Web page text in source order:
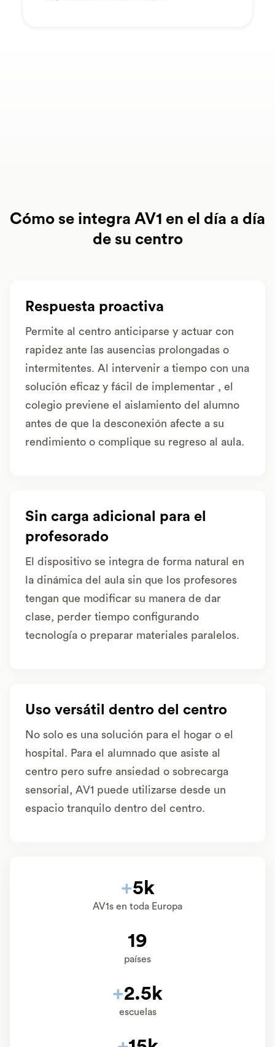
Cómo se integra AV1 en el día a día
de su centro
Respuesta proactiva
Permite al centro anticiparse y actuar con
rapidez ante las ausencias prolongadas o
intermitentes. Al intervenir a tiempo con una
solución eficaz y fácil de implementar , el
colegio previene el aislamiento del alumno
antes de que la desconexión afecte a su
rendimiento o complique su regreso al aula.
Sin carga adicional para el
profesorado
El dispositivo se integra de forma natural en
la dinámica del aula sin que los profesores
tengan que modificar su manera de dar
clase, perder tiempo configurando
tecnología o preparar materiales paralelos.
Uso versátil dentro del centro
No solo es una solución para el hogar o el
hospital. Para el alumnado que asiste al
centro pero sufre ansiedad o sobrecarga
sensorial, AV1 puede utilizarse desde un
espacio tranquilo dentro del centro.
+5k
AV1s en toda Europa
19
países
+2.5k
escuelas